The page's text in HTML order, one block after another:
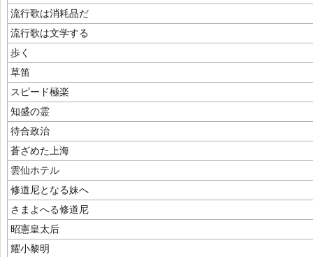
流行歌は消耗品だ
流行歌は文学する
歩く
草笛
スピード極楽
知盛の霊
待合政治
蒼ざめた上海
雲仙ホテル
修道尼となる妹へ
さまよへる修道尼
昭憲皇太后
耀小黎明